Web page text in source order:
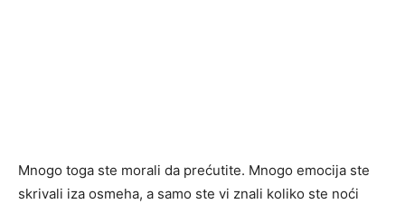
Mnogo toga ste morali da prećutite. Mnogo emocija ste
skrivali iza osmeha, a samo ste vi znali koliko ste noći